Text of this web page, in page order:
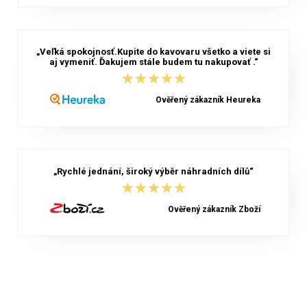
„Veľká spokojnosť.Kupite do kavovaru všetko a viete si
aj vymeniť. Ďakujem stále budem tu nakupovať .“
★★★★★
★★★★★
Ověřený zákazník Heureka
„Rychlé jednání, široký výběr náhradních dílů“
★★★★★
★★★★★
Ověřený zákazník Zboží